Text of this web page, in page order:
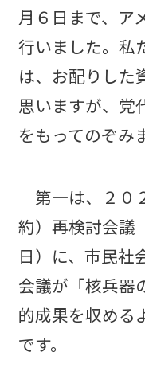
月６日まで、ア
行いました。私
は、お配りした
思いますが、党
をもってのぞみ
第一は、２０
約）再検討会議
日）に、市民社
会議が「核兵器
的成果を収める
です。